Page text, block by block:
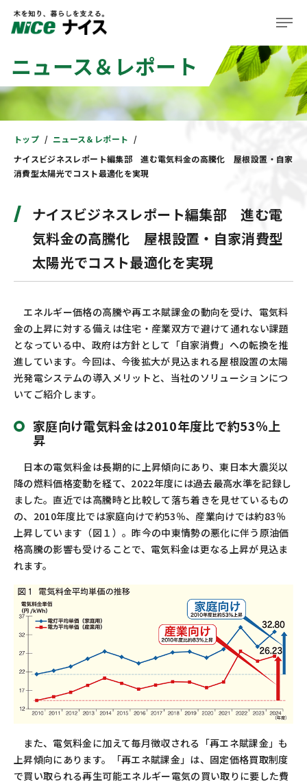
企業情報
事業紹介
サステナビリティ
採用情報
住まい
お問い合わせ カスタマーセンター
ニュース＆レポート
トップ
ニュース＆レポート
ナイスビジネスレポート編集部 進む電気料金の高騰化 屋根設置・自家
消費型太陽光でコスト最適化を実現
ナイスビジネスレポート編集部 進む電
気料金の高騰化 屋根設置・自家消費型
太陽光でコスト最適化を実現
エネルギー価格の高騰や再エネ賦課金の動向を受け、電気料
金の上昇に対する備えは住宅・産業双方で避けて通れない課題
となっている中、政府は方針として「自家消費」への転換を推
進しています。今回は、今後拡大が見込まれる屋根設置の太陽
光発電システムの導入メリットと、当社のソリューションにつ
いてご紹介します。
家庭向け電気料金は2010年度比で約53％上
昇
日本の電気料金は長期的に上昇傾向にあり、東日本大震災以
降の燃料価格変動を経て、 2022年度には過去最高水準を記録し
ました。直近では高騰時と比較して落ち着きを見せているもの
の、 2010年度比では家庭向けで約53％、産業向けでは約83％
上昇しています（図１）。昨今の中東情勢の悪化に伴う原油価
格高騰の影響も受けることで、電気料金は更なる上昇が見込ま
れます。
また、電気料金に加えて毎月徴収される「再エネ賦課金」も
上昇傾向にあります。「再エネ賦課金」は、固定価格買取制度
で買い取られる再生可能エネルギー電気の買い取りに要した費